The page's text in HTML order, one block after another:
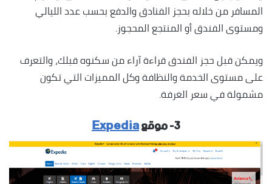
المسافر من خلاله بحجز الفنادق والدفع بحسب عدد الليالي
ومستوى الفندق أو المنتجع المحجوز.
ويمكن قبل حجز الفندق قراءة آراء من سكنوه قبلك، والتعرف
على مستوى الخدمة والنظافة وكل المميزات التي تكون
مشمولة في سعر الغرفة.
٣- موقع Expedia